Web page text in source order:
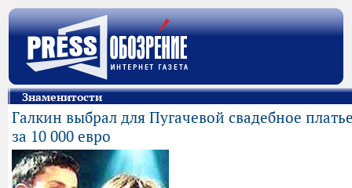
Знаменитости
Галкин выбрал для Пугачевой свадебное
за 10 000 евро